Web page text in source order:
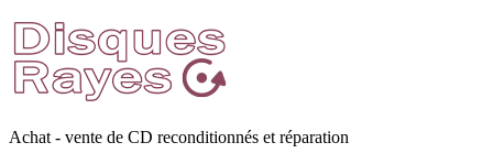
Achat - vente de CD reconditionnés et réparation